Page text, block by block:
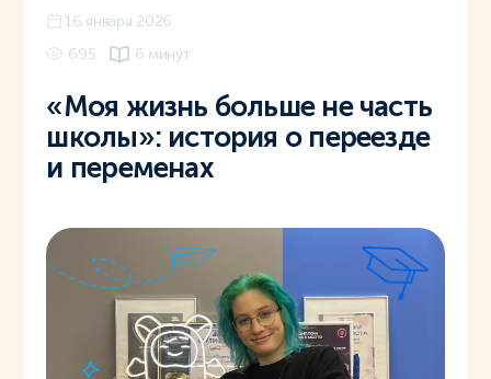
16 января 2026
695
6 минут
«Моя жизнь больше не часть
школы»: история о переезде
и переменах